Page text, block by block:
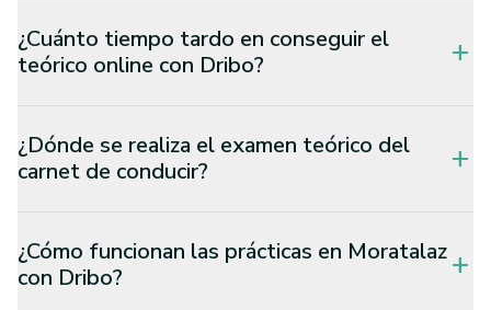
¿Cuánto tiempo tardo en conseguir el
teórico online con Dribo?
add
¿Dónde se realiza el examen teórico del
carnet de conducir?
add
¿Cómo funcionan las prácticas en Moratalaz
con Dribo?
add